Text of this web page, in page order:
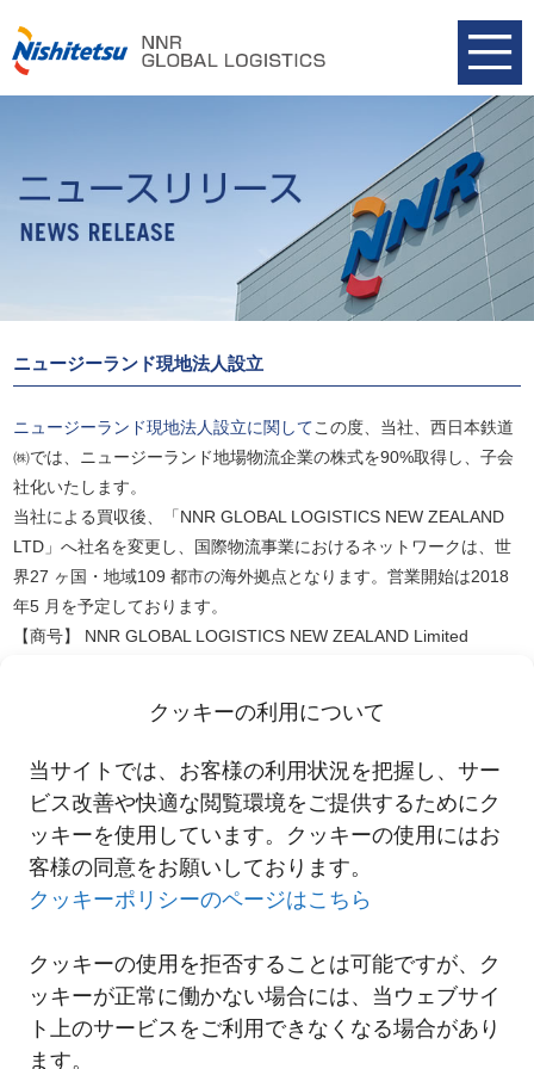
クッキーの利用について
当サイトでは、お客様の利用状況を把握し、サー
ビス改善や快適な閲覧環境をご提供するためにク
ッキーを使用しています。クッキーの使用にはお
客様の同意をお願いしております。
クッキーポリシーのページはこちら
クッキーの使用を拒否することは可能ですが、ク
ッキーが正常に働かない場合には、当ウェブサイ
ト上のサービスをご利用できなくなる場合があり
ます。
ニュージーランド現地法人設立
ニュージーランド現地法人設立に関してこの度、当社、西日本鉄道
㈱では、ニュージーランド地場物流企業の株式を90%取得し、子会
社化いたします。
当社による買収後、「NNR GLOBAL LOGISTICS NEW ZEALAND
LTD」へ社名を変更し、国際物流事業におけるネットワークは、世
界27 ヶ国・地域109 都市の海外拠点となります。営業開始は2018
年5 月を予定しております。
【商号】 NNR GLOBAL LOGISTICS NEW ZEALAND Limited
なお、正式な営業開始日については後日ご案内いたします。
ニュージーランド現地法人設立に関して
一覧へ